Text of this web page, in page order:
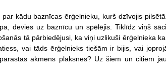
kādu baznīcas ērģelnieku, kurš dzīvojis
devies uz baznīcu un spēlējis. Tiklīdz viņš
tā pārbiedējusi, ka viņi uzlikuši ērģelnieka
vai tāds ērģelnieks tiešām ir bijis, vai
akmens plāksnes? Uz šiem un citiem